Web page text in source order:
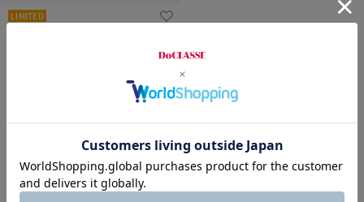
LIMITED